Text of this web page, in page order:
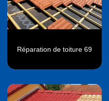
Réparation de toiture 69